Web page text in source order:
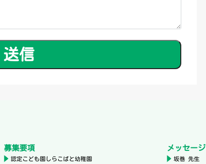
募集要項
認定こども園しらこばと幼稚園
メッセージ
坂巻 先生